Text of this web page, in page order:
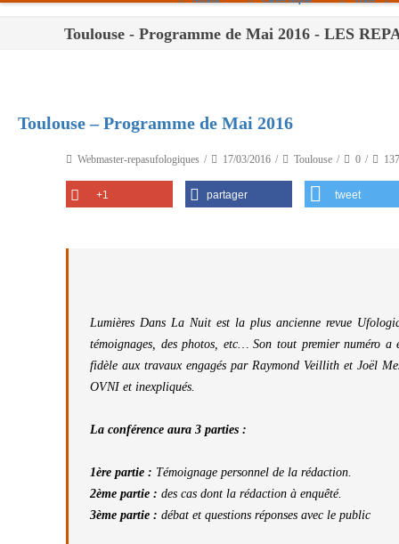
Paris
Tours
Toulouse - Programme de Mai 2016 - LES
Toulouse – Programme de Mai 2016
Webmaster-repasufologiques 17/03/2016 Toulouse 0
+1 partager tweet
Lumières Dans La Nuit est la plus ancienne revue
témoignages, des photos, etc… Son tout premier numéro
fidèle aux travaux engagés par Raymond Veillith et Joël
OVNI et inexpliqués.
La conférence aura 3 parties :
1ère partie : Témoignage personnel de la rédaction.
2ème partie : des cas dont la rédaction à enquêté.
3ème partie : débat et questions réponses avec le public